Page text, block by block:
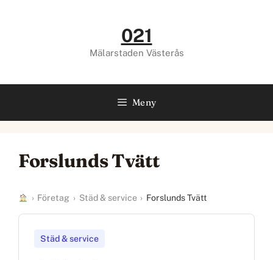
021
Mälarstaden Västerås
Meny
Forslunds Tvätt
› Företag › Städ & service › Forslunds Tvätt
Städ & service